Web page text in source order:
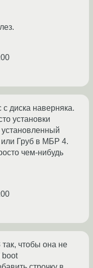
диска наверняка.
установки
установленный
Груб в МБР 4.
чем-нибудь
чтобы она не
boot